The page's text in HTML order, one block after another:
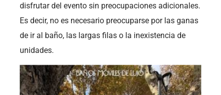
disfrutar del evento sin preocupaciones adicionales.
Es decir, no es necesario preocuparse por las ganas
de ir al baño, las largas filas o la inexistencia de
unidades.